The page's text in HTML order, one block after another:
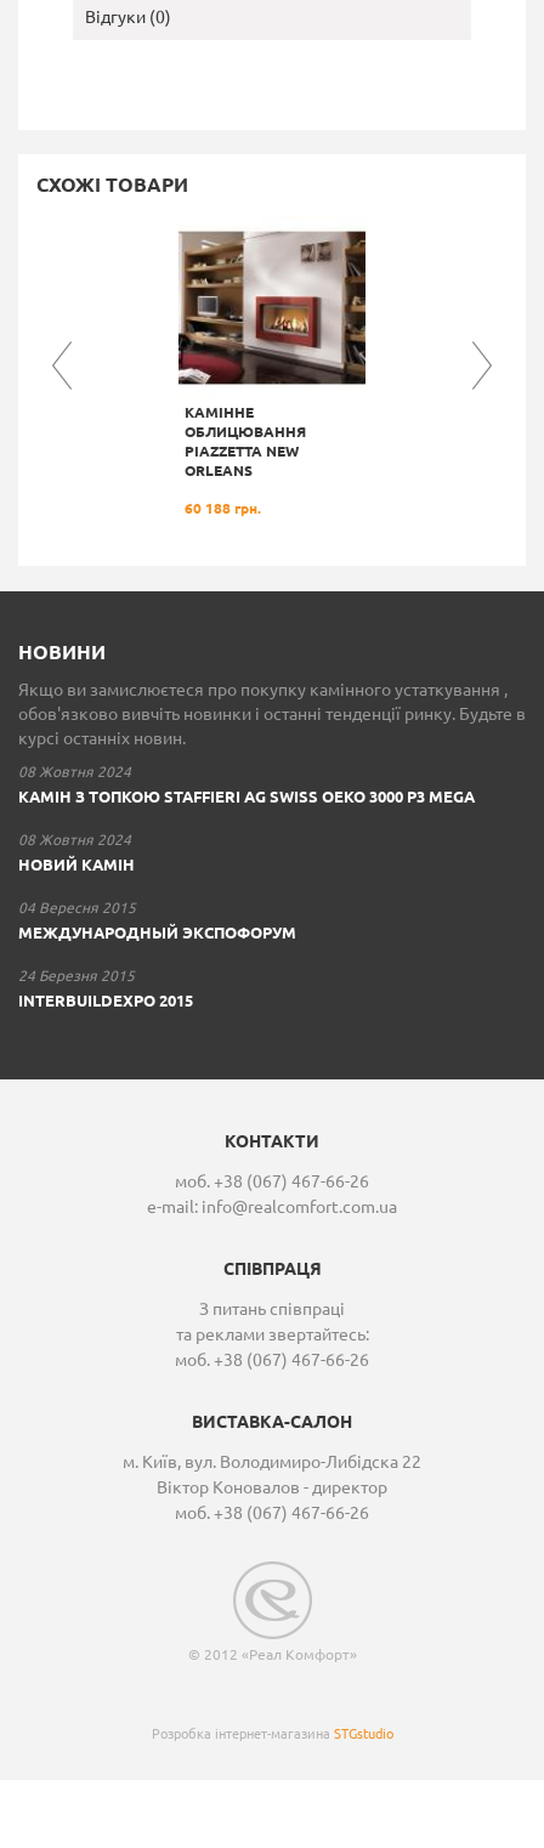
Відгуки (0)
СХОЖІ ТОВАРИ
КАМIННE
ОБЛИЦЮВАННЯ
PIAZZETTA NEW
ORLEANS
60 188 грн.
НОВИНИ
Якщо ви замислюєтеся про покупку камінного устаткування ,
обов'язково вивчіть новинки і останні тенденції ринку. Будьте в
курсі останніх новин.
08 Жовтня 2024
КАМІН З ТОПКОЮ STAFFIERI AG SWISS OEKO 3000 P3 MEGA
08 Жовтня 2024
НОВИЙ КАМІН
04 Вересня 2015
МЕЖДУНАРОДНЫЙ ЭКСПОФОРУМ
24 Березня 2015
INTERBUILDEXPO 2015
КОНТАКТИ
моб. +38 (067) 467-66-26
e-mail: info@realcomfort.com.ua
СПІВПРАЦЯ
З питань співпраці
та реклами звертайтесь:
моб. +38 (067) 467-66-26
ВИСТАВКА-САЛОН
м. Київ, вул. Володимиро-Либідска 22
Віктор Коновалов - директор
моб. +38 (067) 467-66-26
© 2012 «Реал Комфорт»
Розробка інтернет-магазина STGstudio